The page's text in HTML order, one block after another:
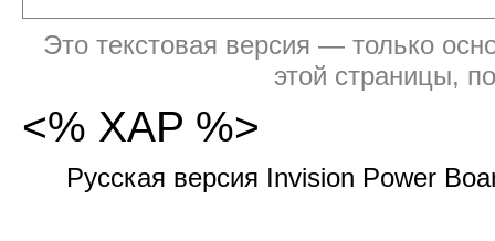
Это текстовая версия — только
этой страницы,
<% XAP %>
Русская версия Invision Power